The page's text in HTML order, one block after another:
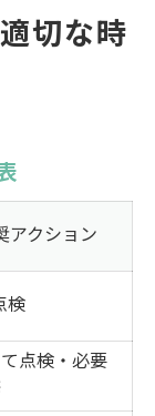
切な時
アクション
検
点検・必要